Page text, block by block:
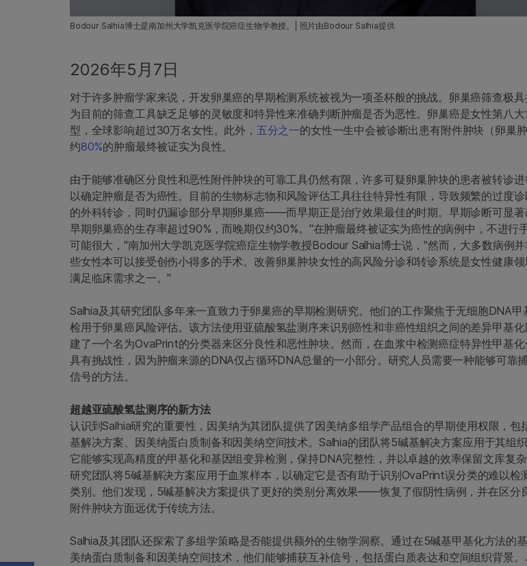
Bodour Salhia博士是南加州大学凯克医学院癌症生物学教授。| 照片由Bodour Salhia提供
2026年5月7日
对于许多肿瘤学家来说，开发卵巢癌的早期检测系统被视为一项圣杯般的挑战。卵巢癌筛查极
为目前的筛查工具缺乏足够的灵敏度和特异性来准确判断肿瘤是否为恶性。卵巢癌是女性第八
型，全球影响超过30万名女性。此外， 五分之一的女性一生中会被诊断出患有附件肿块（卵巢
约80%的肿瘤最终被证实为良性。
由于能够准确区分良性和恶性附件肿块的可靠工具仍然有限，许多可疑卵巢肿块的患者被转诊
以确定肿瘤是否为癌性。目前的生物标志物和风险评估工具往往特异性有限，导致频繁的过度
的外科转诊，同时仍漏诊部分早期卵巢癌——而早期正是治疗效果最佳的时期。早期诊断可显著
早期卵巢癌的生存率超过90%，而晚期仅约30%。"在肿瘤最终被证实为癌性的病例中，不进行
可能很大，"南加州大学凯克医学院癌症生物学教授Bodour Salhia博士说，"然而，大多数病例
些女性本可以接受创伤小得多的手术。改善卵巢肿块女性的高风险分诊和转诊系统是女性健康
满足临床需求之一。"
Salhia及其研究团队多年来一直致力于卵巢癌的早期检测研究。他们的工作聚焦于无细胞DNA甲
检用于卵巢癌风险评估。该方法使用亚硫酸氢盐测序来识别癌性和非癌性组织之间的差异甲基
建了一个名为OvaPrint的分类器来区分良性和恶性肿块。然而，在血浆中检测癌症特异性甲基
具有挑战性，因为肿瘤来源的DNA仅占循环DNA总量的一小部分。研究人员需要一种能够可靠
信号的方法。
超越亚硫酸氢盐测序的新方法
认识到Salhia研究的重要性，因美纳为其团队提供了因美纳多组学产品组合的早期使用权限，包
基解决方案、因美纳蛋白质制备和因美纳空间技术。Salhia的团队将5碱基解决方案应用于其组
它能够实现高精度的甲基化和基因组变异检测，保持DNA完整性，并以卓越的效率保留文库复杂
研究团队将5碱基解决方案应用于血浆样本，以确定它是否有助于识别OvaPrint误分类的难以检
类别。他们发现，5碱基解决方案提供了更好的类别分离效果——恢复了假阴性病例，并在区分
附件肿块方面远优于传统方法。
Salhia及其团队还探索了多组学策略是否能提供额外的生物学洞察。通过在5碱基甲基化方法的
美纳蛋白质制备和因美纳空间技术，他们能够捕获互补信号，包括蛋白质表达和空间组织背景